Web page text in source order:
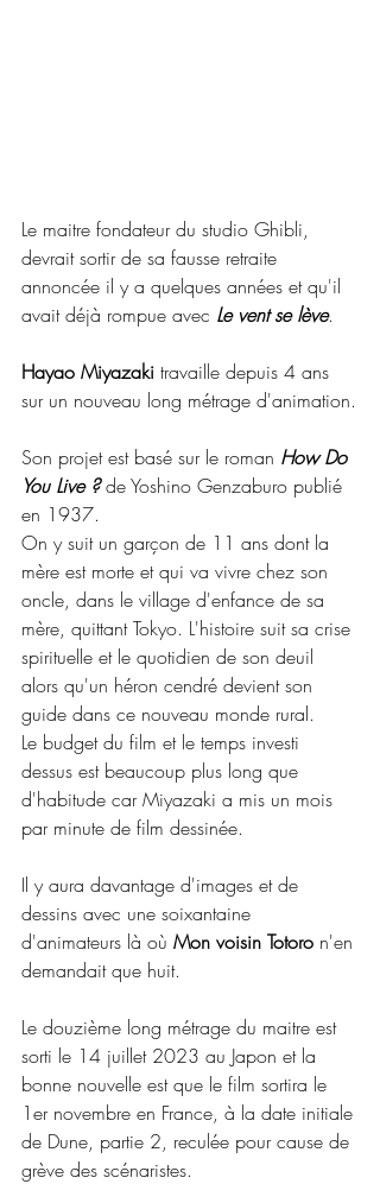
Le maitre fondateur du studio Ghibli,
devrait sortir de sa fausse retraite
annoncée il y a quelques années et qu'il
avait déjà rompue avec Le vent se lève.
Hayao Miyazaki travaille depuis 4 ans
sur un nouveau long métrage d'animation.
Son projet est basé sur le roman How Do
You Live ? de Yoshino Genzaburo publié
en 1937.
On y suit un garçon de 11 ans dont la
mère est morte et qui va vivre chez son
oncle, dans le village d'enfance de sa
mère, quittant Tokyo. L'histoire suit sa crise
spirituelle et le quotidien de son deuil
alors qu'un héron cendré devient son
guide dans ce nouveau monde rural.
Le budget du film et le temps investi
dessus est beaucoup plus long que
d'habitude car Miyazaki a mis un mois
par minute de film dessinée.
Il y aura davantage d'images et de
dessins avec une soixantaine
d'animateurs là où Mon voisin Totoro n'en
demandait que huit.
Le douzième long métrage du maitre est
sorti le 14 juillet 2023 au Japon et la
bonne nouvelle est que le film sortira le
1er novembre en France, à la date initiale
de Dune, partie 2, reculée pour cause de
grève des scénaristes.